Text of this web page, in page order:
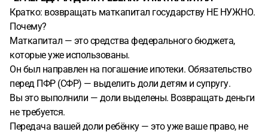
Кратко: возвращать маткапитал государству НЕ НУЖНО.
Почему?
Маткапитал — это средства федерального бюджета,
которые уже использованы.
Он был направлен на погашение ипотеки. Обязательство
перед ПФР (СФР) — выделить доли детям и супругу.
Вы это выполнили — доли выделены. Возвращать деньги
не требуется.
Передача вашей доли ребёнку — это уже ваше право, не